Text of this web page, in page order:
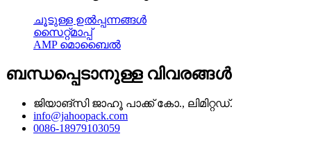
ചൂടുള്ള ഉൽപ്പന്നങ്ങൾ
സൈറ്റ്മാപ്പ്
AMP മൊബൈൽ
ബന്ധപ്പെടാനുള്ള വിവരങ്ങൾ
ജിയാങ്‌സി ജാഹൂ പാക്ക് കോ., ലിമിറ്റഡ്.
info@jahoopack.com
0086-18979103059